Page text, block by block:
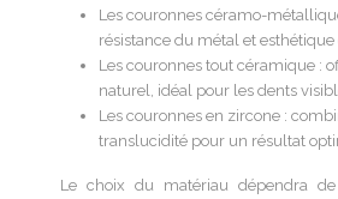
Les couronnes céramo-
résistance du métal et
Les couronnes tout céramique :
naturel, idéal pour les dents
Les couronnes en zircone :
translucidité pour un résultat
Le choix du matériau dépendra